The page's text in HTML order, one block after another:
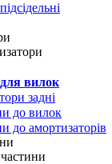
вилок
задні
до вилок
до амортизаторів